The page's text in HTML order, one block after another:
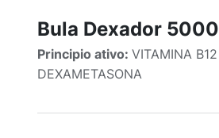
Bula Dexador
Principio ativo: VITAMINA
DEXAMETASONA